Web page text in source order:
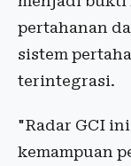
pertahanan
sistem
terintegrasi.
"Radar GCI
kemampuan